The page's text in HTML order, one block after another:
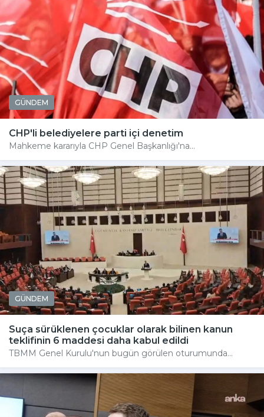
GÜNDEM
CHP'li belediyelere parti içi denetim
Mahkeme kararıyla CHP Genel Başkanlığı'na...
GÜNDEM
Suça sürüklenen çocuklar olarak bilinen kanun
teklifinin 6 maddesi daha kabul edildi
TBMM Genel Kurulu'nun bugün görülen oturumunda...